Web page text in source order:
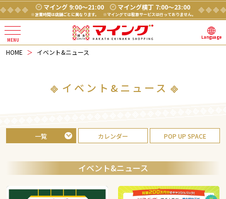
Language
マイング 9:00～21:00 マイング横丁 7:00～23:00
※営業時間は店舗ごとに異なります。 ※マイングでは駐車サービスは行っておりません。
HOME イベント&ニュース
イベント&ニュース
一覧 カレンダー POP UP SPACE
イベント&ニュース